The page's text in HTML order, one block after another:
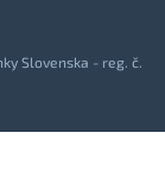
Slovenska - reg. č.